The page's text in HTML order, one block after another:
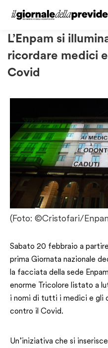
L’Enpam si
ricordare medici
Covid
(Foto: ©Cristofari/
Sabato 20 febbraio a
prima Giornata nazionale
la facciata della sede
enorme Tricolore listato a
i nomi di tutti i medici e gli
contro il Covid.
Un’iniziativa che si